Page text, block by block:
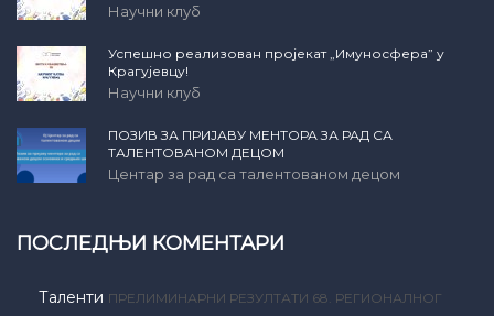
Научни клуб
Успешно реализован пројекат „Имуносфера” у
Крагујевцу!
Научни клуб
ПОЗИВ ЗА ПРИЈАВУ МЕНТОРА ЗА РАД СА
ТАЛЕНТОВАНОМ ДЕЦОМ
Центар за рад са талентованом децом
ПОСЛЕДЊИ КОМЕНТАРИ
Таленти ПРЕЛИМИНАРНИ РЕЗУЛТАТИ 68. РЕГИОНАЛНОГ